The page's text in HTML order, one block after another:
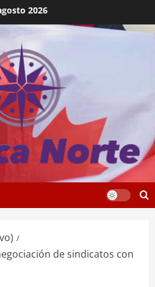
2026
de sindicatos con